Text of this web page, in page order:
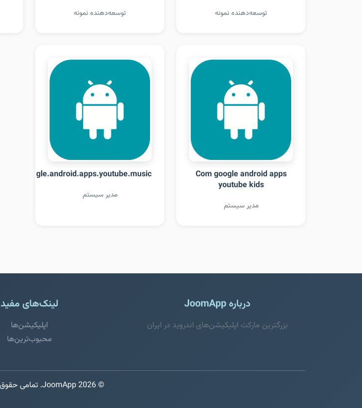
توسعه‌دهنده نمونه توسعه‌دهنده نمونه
Com google android apps
youtube kids
مدیر سیستم
com.google.android.apps.youtube.music
مدیر سیستم
درباره JoomApp
بزرگترین مارکت اپلیکیشن‌های اندروید در ایران
لینک‌های مفید
اپلیکیشن‌ها
محبوب‌ترین‌ها
© 2026 JoomApp. تمامی حقوق محفوظ است.